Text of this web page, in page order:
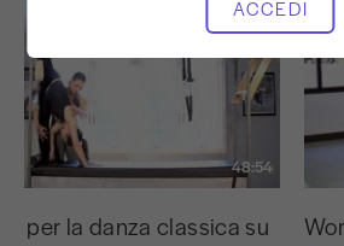
ACCEDI
48:54
per la danza classica su